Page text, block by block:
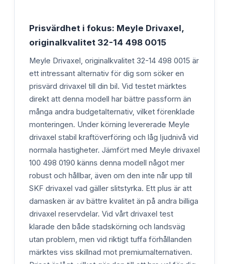
Prisvärdhet i fokus: Meyle Drivaxel,
originalkvalitet 32-14 498 0015
Meyle Drivaxel, originalkvalitet 32-14 498 0015 är
ett intressant alternativ för dig som söker en
prisvärd drivaxel till din bil. Vid testet märktes
direkt att denna modell har bättre passform än
många andra budgetalternativ, vilket förenklade
monteringen. Under körning levererade Meyle
drivaxel stabil kraftöverföring och låg ljudnivå vid
normala hastigheter. Jämfört med Meyle drivaxel
100 498 0190 känns denna modell något mer
robust och hållbar, även om den inte når upp till
SKF drivaxel vad gäller slitstyrka. Ett plus är att
damasken är av bättre kvalitet än på andra billiga
drivaxel reservdelar. Vid vårt drivaxel test
klarade den både stadskörning och landsväg
utan problem, men vid riktigt tuffa förhållanden
märktes viss skillnad mot premiumalternativen.